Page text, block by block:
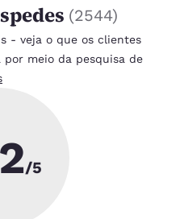
(2544)
- veja o que os clientes
meio da pesquisa de
/5